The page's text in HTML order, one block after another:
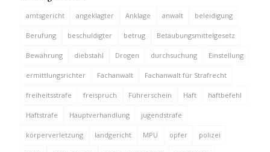
amtsgericht angeklagter Anklage anwalt beleidigung
Berufung beschuldigter betrug Betäubungsmittelgesetz
Bewährung diebstahl Drogen durchsuchung Einstellung
ermittlungsrichter Fachanwalt Fachanwalt für Strafrecht
freiheitsstrafe freispruch Führerschein Haft haftbefehl
Haftstrafe Hauptverhandlung jugendstrafe
körperverletzung landgericht MPU opfer polizei